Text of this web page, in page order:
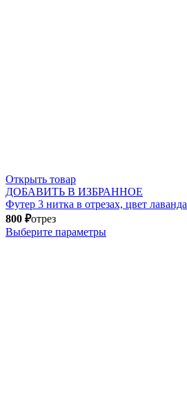
Открыть товар
ДОБАВИТЬ В ИЗБРАННОЕ
Футер 3 нитка в отрезах, цвет лаванда
800 ₽отрез
Выберите параметры